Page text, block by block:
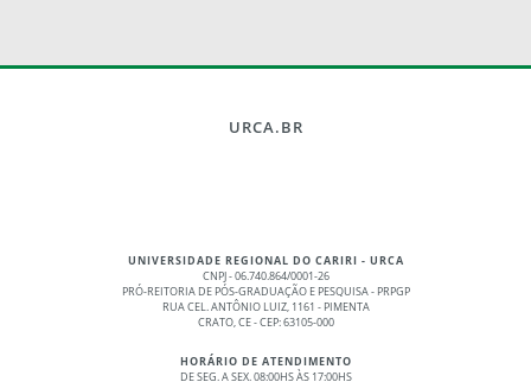
URCA.BR
UNIVERSIDADE REGIONAL DO CARIRI - URCA
CNPJ - 06.740.864/0001-26
PRÓ-REITORIA DE PÓS-GRADUAÇÃO E PESQUISA - PRPGP
RUA CEL. ANTÔNIO LUIZ, 1161 - PIMENTA
CRATO, CE - CEP: 63105-000
HORÁRIO DE ATENDIMENTO
DE SEG. A SEX. 08:00HS ÀS 17:00HS